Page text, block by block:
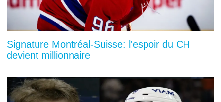
Signature Montréal-Suisse: l'espoir du CH
devient millionnaire